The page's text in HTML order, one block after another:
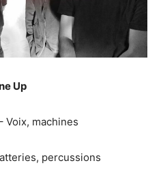
Up
Voix, machines
percussions